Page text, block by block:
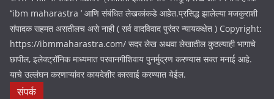
‘‘ibm maharastra ’ आणि संबंधित लेखकांकडे आहेत.प्रसिद्ध झालेल्या मजकुराशी
संपादक सहमत असतीलच असे नाही ( सर्व वादविवाद पुरंदर न्यायकक्षेत ) Copyright:
https://ibmmaharastra.com/ सदर लेख अथवा लेखातील कुठल्याही भागाचे
छापील, इलेक्ट्रॉनिक माध्यमात परवानगीशिवाय पुनर्मुद्रण करण्यास सक्त मनाई आहे.
याचे उल्लंघन करणाऱ्यांवर कायदेशीर कारवाई करण्यात येईल.
संपर्क